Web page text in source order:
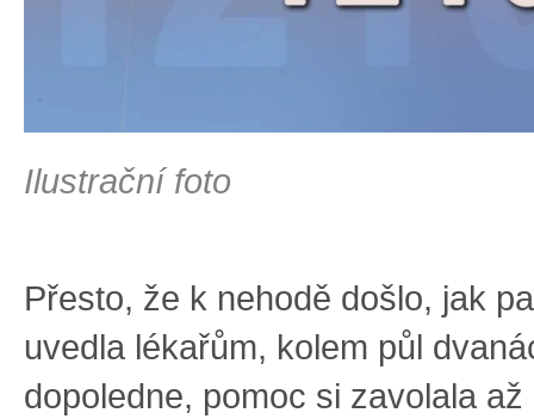
Ilustrační foto
Přesto, že k nehodě došlo, jak
uvedla lékařům, kolem půl
dopoledne, pomoc si zavolala